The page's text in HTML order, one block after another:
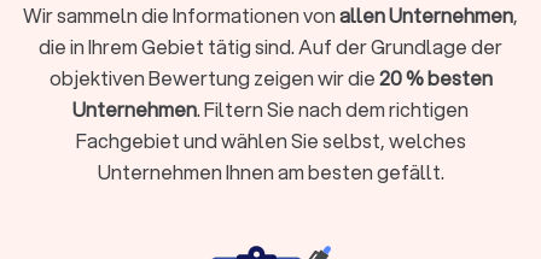
gezielte Online-Recherche. Ein Rechtsanwalt unterstützt Sie
ganz gezielt, wenn:
Sie kurzfristig eine Frist wahren müssen (zum Beispiel bei
einer Kündigungsschutzklage innerhalb von drei Wochen)
Ihr Fall rechtlich komplex ist und spezielles Fachwissen
erfordert
Wir sammeln die Informationen vonallen Unternehmen,
die in Ihrem Gebiet tätig sind. Auf der Grundlage der
objektiven Bewertung zeigen wir die20 % besten
Unternehmen. Filtern Sie nach dem richtigen
Fachgebiet und wählen Sie selbst, welches
Unternehmen Ihnen am besten gefällt.